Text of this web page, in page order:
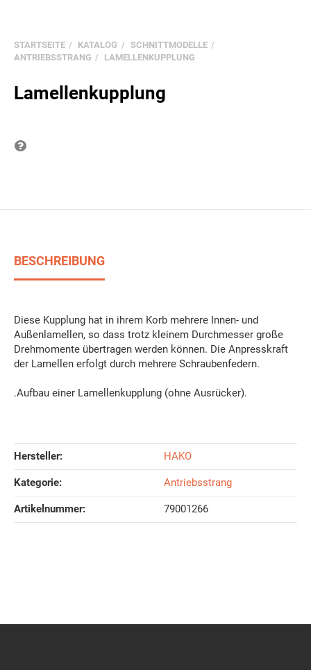
STARTSEITE KATALOG
SCHNITTMODELLE
ANTRIEBSSTRANG
LAMELLENKUPPLUNG
Lamellenkupplung
BESCHREIBUNG
Diese Kupplung hat in ihrem Korb mehrere Innen- und
Außenlamellen, so dass trotz kleinem Durchmesser große
Drehmomente übertragen werden können. Die Anpresskraft
der Lamellen erfolgt durch mehrere Schraubenfedern.
.Aufbau einer Lamellenkupplung (ohne Ausrücker).
Hersteller: HAKO
Kategorie: Antriebsstrang
Artikelnummer: 79001266